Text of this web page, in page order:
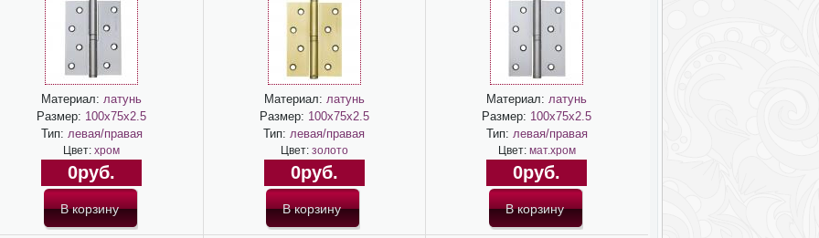
Материал: латунь
Размер: 100х75х2.5
Тип: левая/правая
Цвет: хром
0руб.
Материал: латунь
Размер: 100х75х2.5
Тип: левая/правая
Цвет: золото
0руб.
Материал: латунь
Размер: 100х75х2.5
Тип: левая/правая
Цвет: мат.хром
0руб.